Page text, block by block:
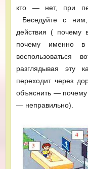
кто — нет, при
Беседуйте с
действия ( почему
почему именно
воспользоваться
разглядывая эту
переходит через
объяснить —
— неправильно).